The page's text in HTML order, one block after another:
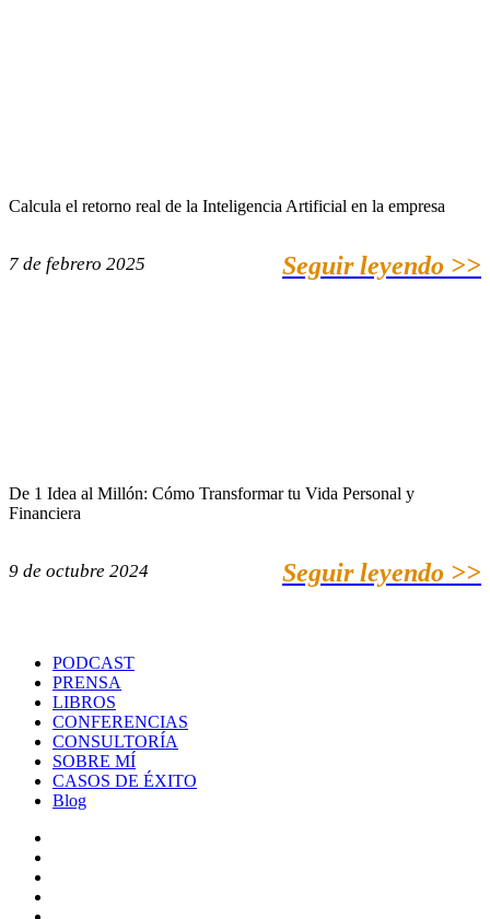
Calcula el retorno real de la Inteligencia Artificial en la empresa
7 de febrero 2025 Seguir leyendo >>
De 1 Idea al Millón: Cómo Transformar tu Vida Personal y
Financiera
9 de octubre 2024 Seguir leyendo >>
PODCAST
PRENSA
LIBROS
CONFERENCIAS
CONSULTORÍA
SOBRE MÍ
CASOS DE ÉXITO
Blog